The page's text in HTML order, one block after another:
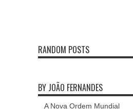
RANDOM POSTS
BY JOÃO FERNANDES
A Nova Ordem Mundial